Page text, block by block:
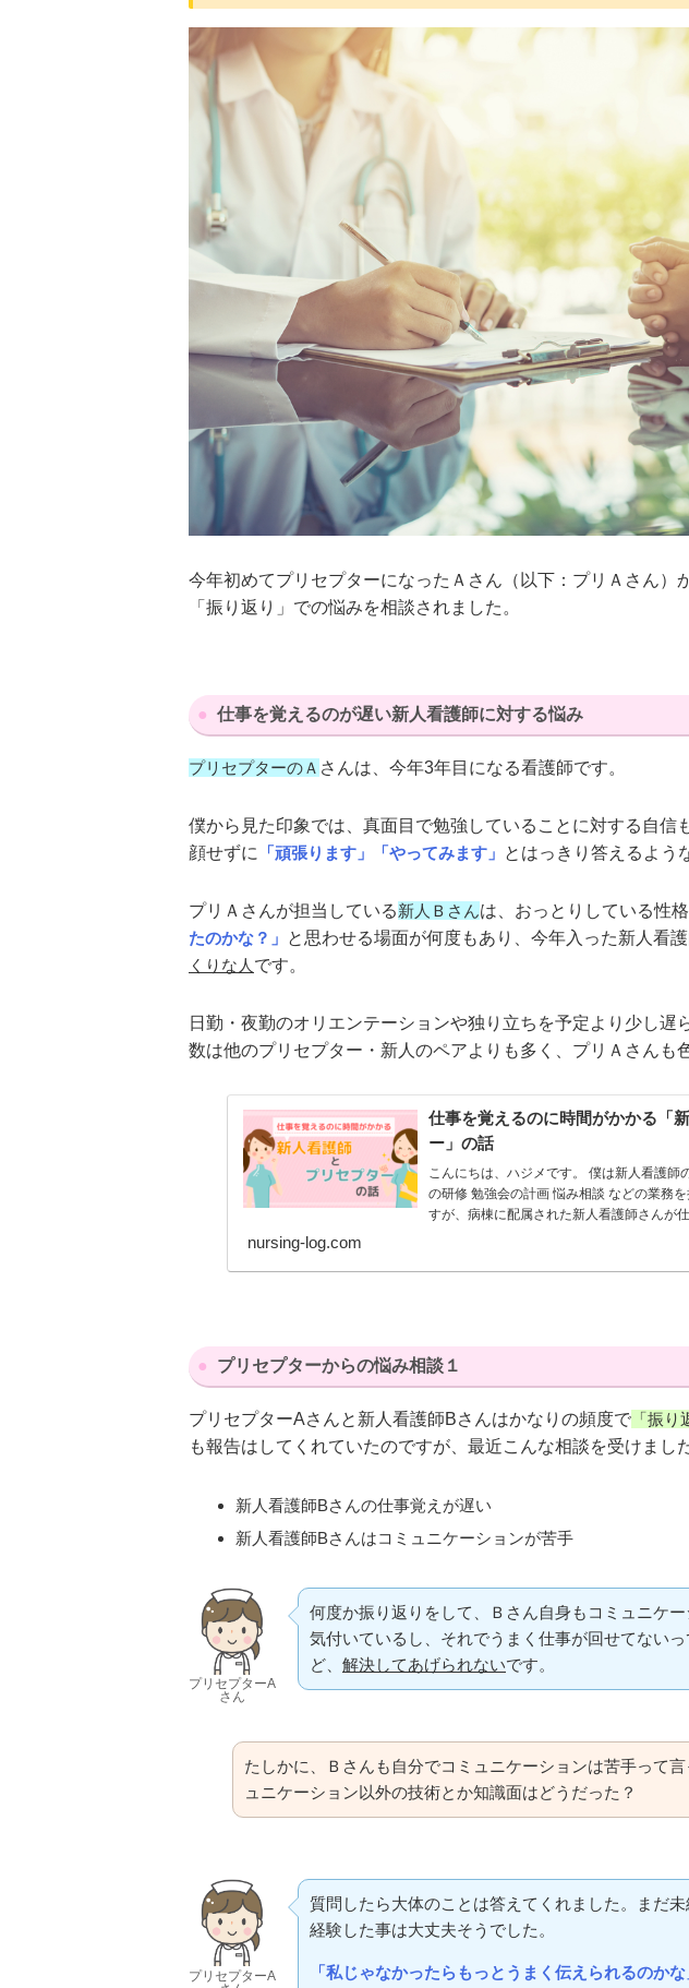
今年初めてプリセプターになったＡさん（以下：プリＡさん）
「振り返り」での悩みを相談されました。
仕事を覚えるのが遅い新人看護師に対する悩み
プリセプターのＡ さんは、今年3年目になる看護師です。
僕から見た印象では、真面目で勉強していることに対する自信
顔せずに
「頑張ります」「やってみます」 とはっきり答えるよう
プリＡさんが担当している新人Ｂさんは、おっとりしている性
たのかな？」 と思わせる場面が何度もあり、今年入った新人看護
くりな人 です。
日勤・夜勤のオリエンテーションや独り立ちを予定より少し遅
数は他のプリセプター・新人のペアよりも多く、プリＡさんも
仕事を覚えるのに時間がかかる「
ー」の話
こんにちは、ハジメです。 僕は新人看護師
の研修 勉強会の計画 悩み相談 などの業務
すが、病棟に配属された新人看護師さんが
nursing-log.com
プリセプターからの悩み相談１
プリセプターAさんと新人看護師Bさんはかなりの頻度で 「振り
も報告はしてくれていたのですが、最近こんな相談を受けました
新人看護師Bさんの仕事覚えが遅い
新人看護師Bさんはコミュニケーションが苦手
プリセプターA
さん
何度か振り返りをして、Ｂさん自身もコミュニケ
気付いているし、それでうまく仕事が回せてない
ど、 解決してあげられないです。
たしかに、Ｂさんも自分でコミュニケーションは苦手って言
ュニケーション以外の技術とか知識面はどうだった？
プリセプターA
質問したら大体のことは答えてくれました。まだ未
経験した事は大丈夫そうでした。
「私じゃなかったらもっとうまく伝えられるのかな